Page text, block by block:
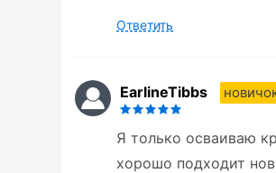
Ответить
EarlineTibbs
Я только осваиваю
хорошо подходит